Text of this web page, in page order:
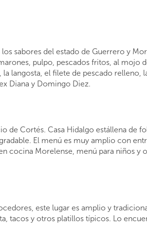
sabores del estado de Guerrero y
pulpo, pescados fritos, al mojo
langosta, el filete de pescado relleno,
Diana y Domingo Diez.
de Cortés. Casa Hidalgo estállena de
El menú es muy amplio con
cocina Morelense, menú para niños y
este lugar es amplio y
tacos y otros platillos típicos. Lo